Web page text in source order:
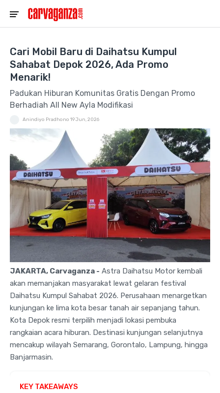
Cari Mobil Baru di Daihatsu Kumpul
Sahabat Depok 2026, Ada Promo
Menarik!
Padukan Hiburan Komunitas Gratis Dengan Promo
Berhadiah All New Ayla Modifikasi
Anindiyo Pradhono 19 Jun, 2026
JAKARTA, Carvaganza - Astra Daihatsu Motor kembali
akan memanjakan masyarakat lewat gelaran festival
Daihatsu Kumpul Sahabat 2026. Perusahaan menargetkan
kunjungan ke lima kota besar tanah air sepanjang tahun.
Kota Depok resmi terpilih menjadi lokasi pembuka
rangkaian acara hiburan. Destinasi kunjungan selanjutnya
mencakup wilayah Semarang, Gorontalo, Lampung, hingga
Banjarmasin.
KEY TAKEAWAYS